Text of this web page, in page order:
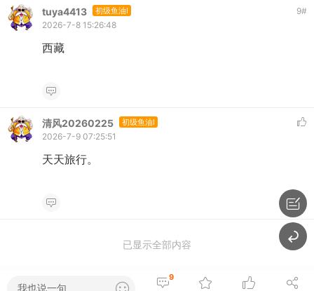
tuya4413 初级鱼油I 9#
2026-7-8 15:26:48
西藏
清风20260225 初级鱼油I
2026-7-9 07:25:51
天天旅行。
已显示全部内容
我也说一句
9